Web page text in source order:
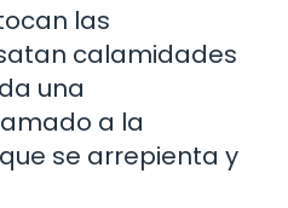
las
calamidades
una
a la
se arrepienta y